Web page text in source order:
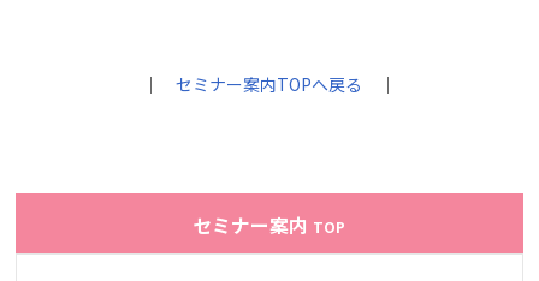
｜セミナー案内TOPへ戻る ｜
セミナー案内 TOP